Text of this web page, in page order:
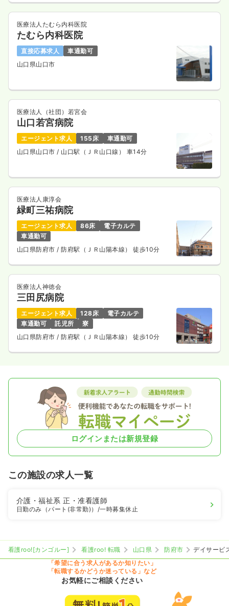
医療法人たむら内科医院
たむら内科医院
直接応募求人
車通勤可
山口県山口市
医療法人（社団）若宮会
山口若宮病院
エージェント求人 155床
車通勤可
山口県山口市 / 山口駅（ＪＲ山口線） 車14分
医療法人康淳会
緑町三祐病院
エージェント求人 86床
電子カルテ
車通勤可
山口県防府市/ 防府駅（ＪＲ山陽本線） 徒歩10分
医療法人神徳会
三田尻病院
エージェント求人 128床
電子カルテ
車通勤可
託児所
寮
山口県防府市/ 防府駅（ＪＲ山陽本線） 徒歩10分
ログインまたは新規登録
この施設の求人一覧
介護・福祉系正・准看護師
日勤のみ（パート(非常勤)） /一時募集休止
看護roo![カンゴルー] 看護roo! 転職 山口県 防府市
デイサービ
「希望に合う求人があるか知りたい」
「転職するかどうか迷っている」など
お気軽にご相談ください